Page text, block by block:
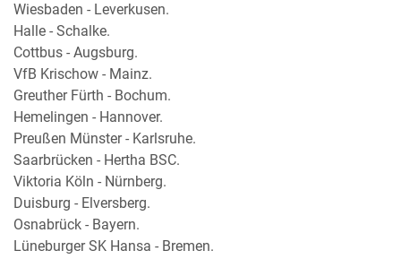
Wiesbaden - Leverkusen.
Halle - Schalke.
Cottbus - Augsburg.
VfB Krischow - Mainz.
Greuther Fürth - Bochum.
Hemelingen - Hannover.
Preußen Münster - Karlsruhe.
Saarbrücken - Hertha BSC.
Viktoria Köln - Nürnberg.
Duisburg - Elversberg.
Osnabrück - Bayern.
Lüneburger SK Hansa - Bremen.